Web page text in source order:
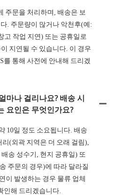
주문을 처리하며, 배송은 보
. 주문량이 많거나 악천후(예:
고 작업 지연) 또는 공휴일로
지연될 수 있습니다. 이 경우
를 통해 사전에 안내해 드리겠
마나 걸리나요? 배송 시
요인은 무엇인가요?
10일 정도 소요됩니다. 배송
(외곽 지역은 더 오래 걸림),
송 성수기, 현지 공휴일) 또
주문의 경우)에 따라 달라질
이 발생하는 경우 물류 업체
인해 드리겠습니다.